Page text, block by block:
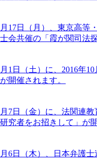
月17日（月）、東京高
会共催の「霞が関司法
月1日（土）に、2016年
開催されます。
月7日（金）に、法関連
究者をお招きして」が
月6日（木）、日本弁護